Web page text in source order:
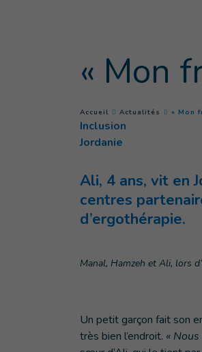
« Mon
You are here :
Accueil Actualités « Mon
Inclusion
Jordanie
Ali, 4 ans, vit en
centres
d’ergothérapie.
Manal, Hamzeh et Ali, lors
Un petit garçon fait son
très bien l’endroit. «